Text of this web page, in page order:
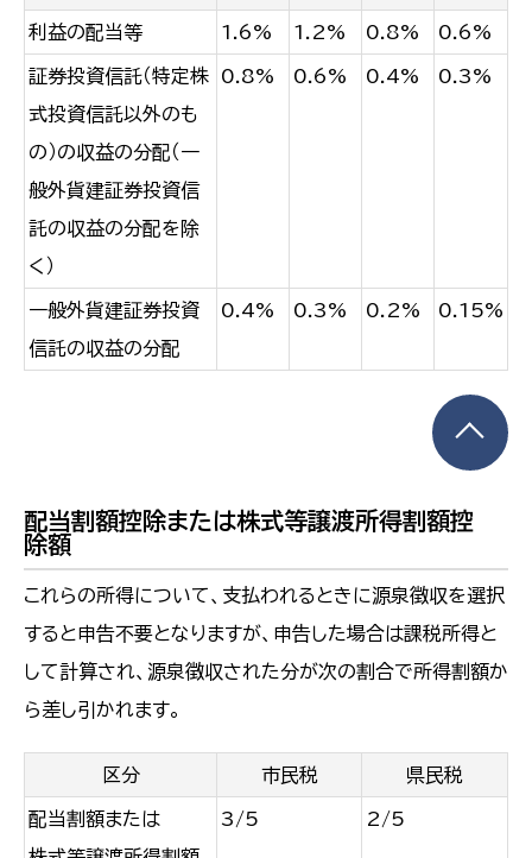
利益の配当等 1.6% 1.2% 0.8% 0.6%
証券投資信託（特定株
式投資信託以外のも
の）の収益の分配（一
般外貨建証券投資信
託の収益の分配を除
く）
0.8% 0.6% 0.4% 0.3%
一般外貨建証券投資
信託の収益の分配
0.4% 0.3% 0.2% 0.15%
配当割額控除または株式等譲渡所得割額控
除額
これらの所得について、支払われるときに源泉徴収を選択
すると申告不要となりますが、申告した場合は課税所得と
して計算され、源泉徴収された分が次の割合で所得割額か
ら差し引かれます。
区分 市民税 県民税
配当割額または
3/5 2/5